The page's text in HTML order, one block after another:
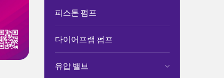
피스톤 펌프
다이어프램 펌프
유압 밸브